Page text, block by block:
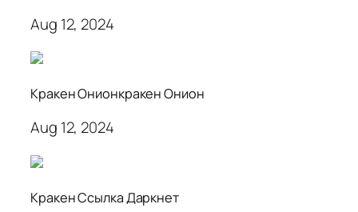
Aug 12, 2024
Кракен Онионкракен Онион
Aug 12, 2024
Кракен Ссылка Даркнет